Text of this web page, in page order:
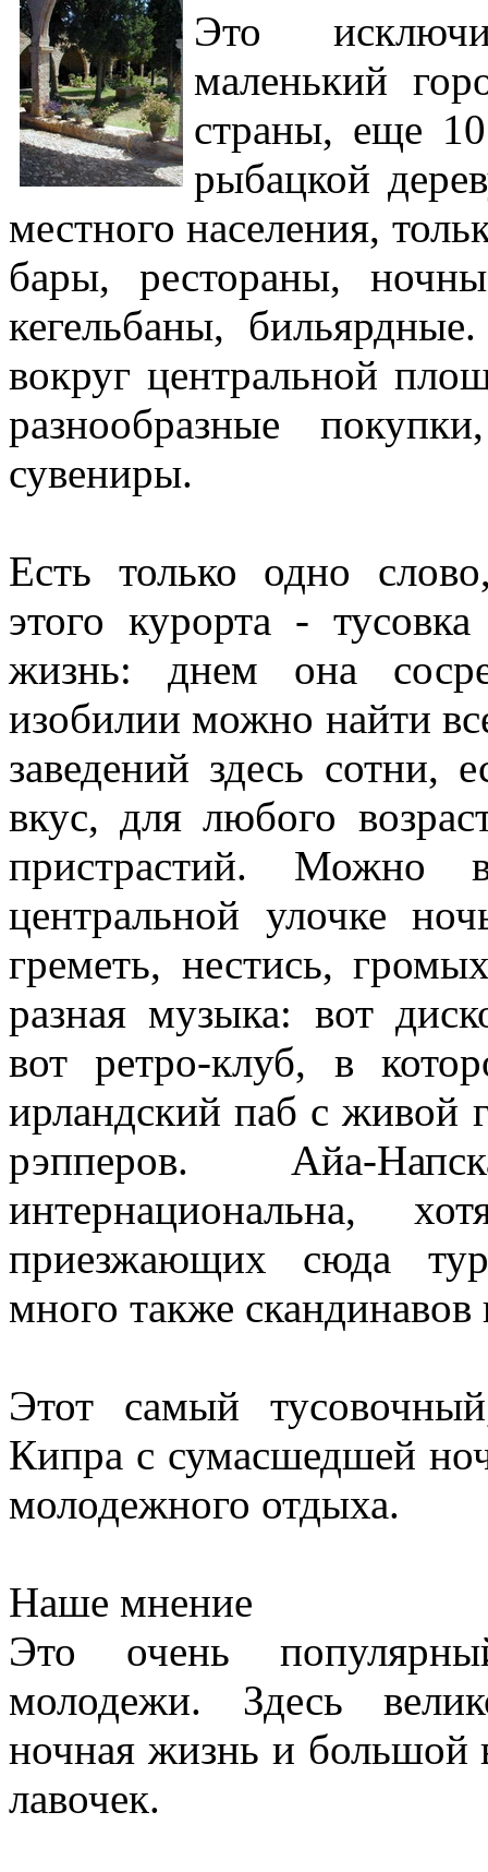
Это
маленький
страны, еще
рыбацкой
местного населения,
бары, рестораны,
кегельбаны,
вокруг центральной
разнообразные
сувениры.
Есть только одно
этого курорта -
жизнь: днем она
изобилии можно найти
заведений здесь сотни,
вкус, для любого
пристрастий. Можно
центральной улочке
греметь, нестись,
разная музыка: вот
вот ретро-клуб, в
ирландский паб с живой
рэпперов. Айа-
интернациональна,
приезжающих сюда
много также
Этот самый
Кипра с сумасшедшей
молодежного отдыха.
Наше мнение
Это очень
молодежи. Здесь
ночная жизнь и большой
лавочек.